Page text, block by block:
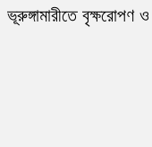
ভূরুঙ্গামারীতে বৃক্ষরোপণ